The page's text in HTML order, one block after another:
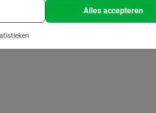
Alles accepteren